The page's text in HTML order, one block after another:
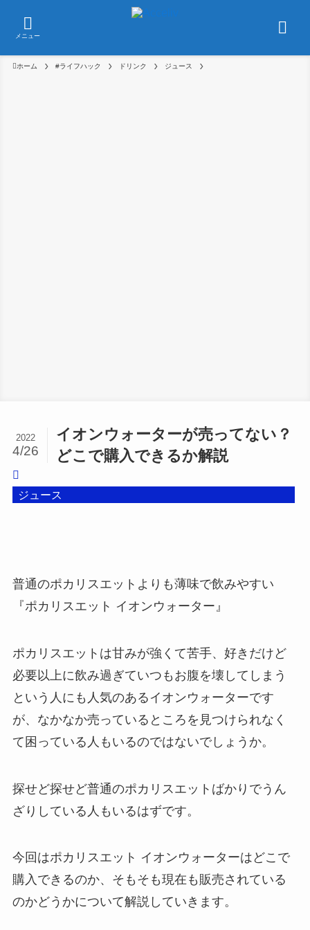
メニュー
ホーム #ライフハック ドリンク ジュース
イオンウォーターが売ってない？
どこで購入できるか解説
2022
4/26
ジュース
普通のポカリスエットよりも薄味で飲みやすい
『ポカリスエット イオンウォーター』
ポカリスエットは甘みが強くて苦手、好きだけど
必要以上に飲み過ぎていつもお腹を壊してしまう
という人にも人気のあるイオンウォーターです
が、なかなか売っているところを見つけられなく
て困っている人もいるのではないでしょうか。
探せど探せど普通のポカリスエットばかりでうん
ざりしている人もいるはずです。
今回はポカリスエット イオンウォーターはどこで
購入できるのか、そもそも現在も販売されている
のかどうかについて解説していきます。